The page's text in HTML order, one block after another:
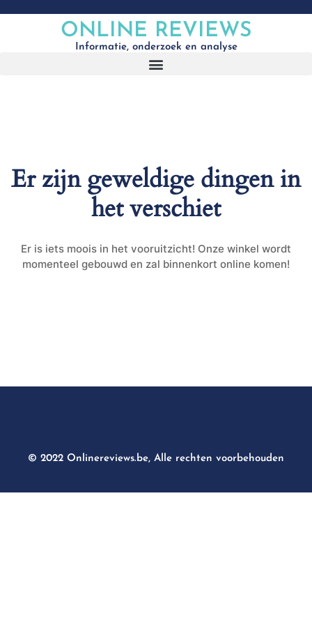
ONLINE REVIEWS
Informatie, onderzoek en analyse
Er zijn geweldige dingen in
het verschiet
Er is iets moois in het vooruitzicht! Onze winkel wordt
momenteel gebouwd en zal binnenkort online komen!
© 2022 Onlinereviews.be, Alle rechten voorbehouden